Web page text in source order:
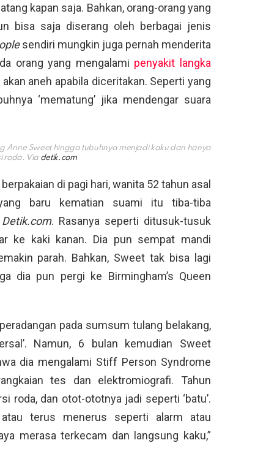
kapan saja. Bahkan, orang-orang yang
bisa saja diserang oleh berbagai jenis
sendiri mungkin juga pernah menderita
orang yang mengalami penyakit langka
aneh apabila diceritakan. Seperti yang
‘mematung’ jika mendengar suara
Anne Sweet hingga tubuhnya menjadi kaku dan hanya
roda. Via detik.com
di pagi hari, wanita 52 tahun asal
baru kematian suami itu tiba-tiba
Detik.com. Rasanya seperti ditusuk-tusuk
ke kaki kanan. Dia pun sempat mandi
parah. Bahkan, Sweet tak bisa lagi
dia pun pergi ke Birmingham’s Queen
pada sumsum tulang belakang,
Namun, 6 bulan kemudian Sweet
dia mengalami Stiff Person Syndrome
tes dan elektromiografi. Tahun
roda, dan otot-ototnya jadi seperti ‘batu’.
terus menerus seperti alarm atau
merasa terkecam dan langsung kaku,”